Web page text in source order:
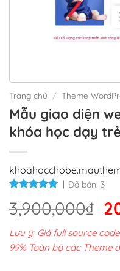
Trang chủ / Theme
Mẫu giao diện
khóa học dạy
Đã bán: 3
3,900,000₫
Lưu ý: Giá full source
99% Toàn bộ các Theme